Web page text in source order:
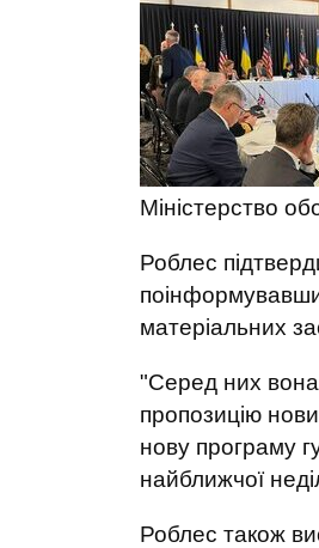
Міністерство
Роблес
поінформувавши
матеріальних
"Серед них вона
пропозицію
нову програму
найближчої
Роблес також